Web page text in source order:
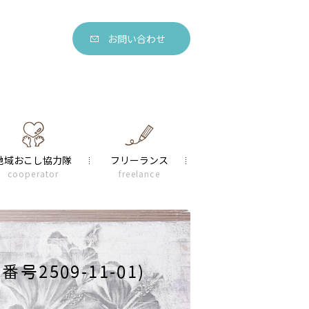
お問い合わせ
域おこし協力隊
cooperator
フリーランス
freelance
番号2509-11-01)